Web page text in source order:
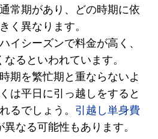
常期があり、どの時期に依
く異なります。
イシーズンで料金が高く、
なるといわれています。
期を繁忙期と重ならないよ
は平日に引っ越しをすると
るでしょう。 引越し単身費
なる可能性もあります。